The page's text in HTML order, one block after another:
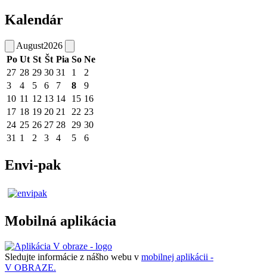
Kalendár
August2026
Po Ut St Št Pia So Ne
27 28 29 30 31 1
2
3
4 5 6 7 8
9
10 11 12 13 14 15 16
17 18 19 20 21 22 23
24 25 26 27 28 29 30
31 1 2 3 4 5 6
Envi-pak
Mobilná aplikácia
Sledujte informácie z nášho webu v mobilnej aplikácii -
V OBRAZE.